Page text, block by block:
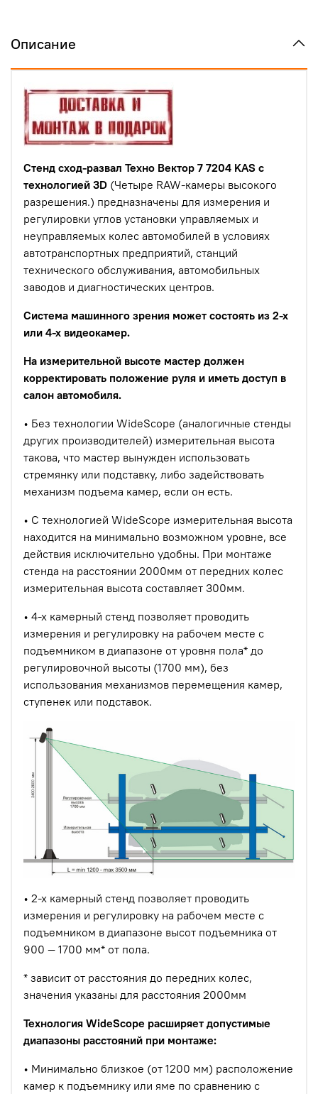
Описание
Стенд сход-развал Техно Вектор 7 7204 KAS с
технологией 3D (Четыре RAW-камеры высокого
разрешения.) предназначены для измерения и
регулировки углов установки управляемых и
неуправляемых колес автомобилей в условиях
автотранспортных предприятий, станций
технического обслуживания, автомобильных
заводов и диагностических центров.
Система машинного зрения может состоять из 2-х
или 4-х видеокамер.
На измерительной высоте мастер должен
корректировать положение руля и иметь доступ в
салон автомобиля.
• Без технологии WideScope (аналогичные стенды
других производителей) измерительная высота
такова, что мастер вынужден использовать
стремянку или подставку, либо задействовать
механизм подъема камер, если он есть.
• С технологией WideScope измерительная высота
находится на минимально возможном уровне, все
действия исключительно удобны. При монтаже
стенда на расстоянии 2000мм от передних колес
измерительная высота составляет 300мм.
• 4-х камерный стенд позволяет проводить
измерения и регулировку на рабочем месте с
подъемником в диапазоне от уровня пола* до
регулировочной высоты (1700 мм), без
использования механизмов перемещения камер,
ступенек или подставок.
• 2-х камерный стенд позволяет проводить
измерения и регулировку на рабочем месте с
подъемником в диапазоне высот подъемника от
900 — 1700 мм* от пола.
* зависит от расстояния до передних колес,
значения указаны для расстояния 2000мм
Технология WideScope расширяет допустимые
диапазоны расстояний при монтаже:
• Минимально близкое (от 1200 мм) расположение
камер к подъемнику или яме по сравнению с